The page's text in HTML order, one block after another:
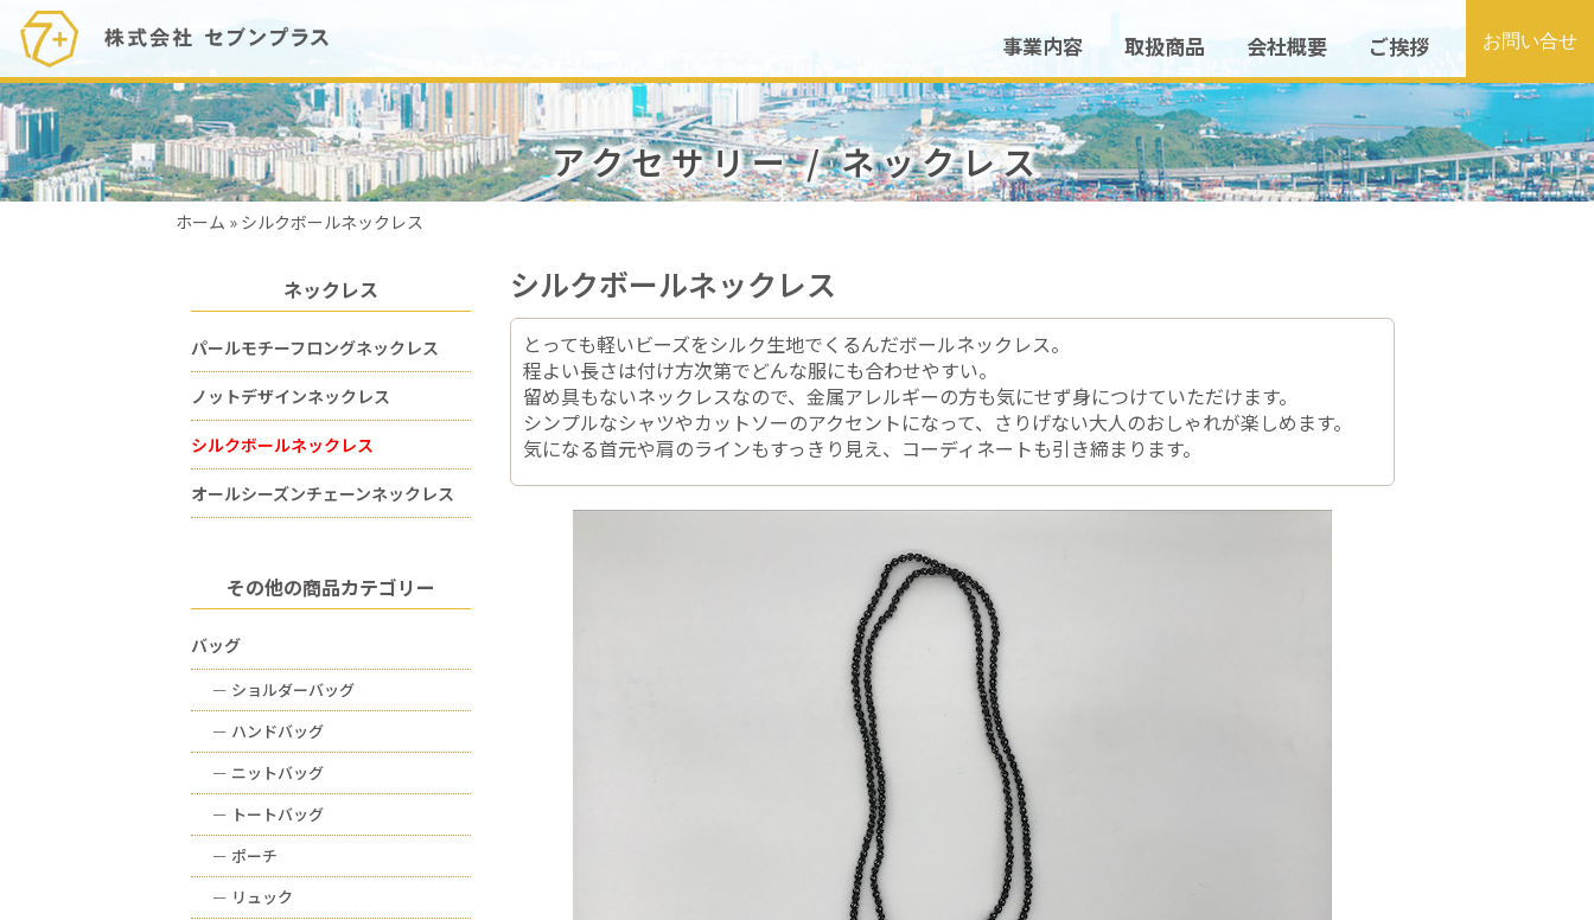
事業内容 取扱商品 会社概要 ご挨拶
アクセサリー / ネックレス
ホーム » シルクボールネックレス
シルクボールネックレス
とっても軽いビーズをシルク生地でくるんだボールネックレス。
程よい長さは付け方次第でどんな服にも合わせやすい。
留め具もないネックレスなので、金属アレルギーの方も気にせず身につけていただけます。
シンプルなシャツやカットソーのアクセントになって、さりげない大人のおしゃれが楽しめます。
気になる首元や肩のラインもすっきり見え、コーディネートも引き締まります。
ネックレス
パールモチーフロングネックレス
ノットデザインネックレス
シルクボールネックレス
オールシーズンチェーンネックレス
その他の商品カテゴリー
バッグ
ー ショルダーバッグ
ー ハンドバッグ
ー ニットバッグ
ー トートバッグ
ー ポーチ
ー リュック